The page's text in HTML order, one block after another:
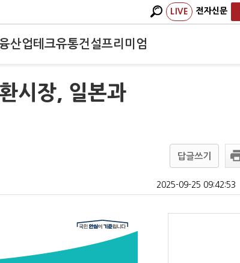
LIVE 전자신문
산업테크유통건설프리미엄
시장, 일본과
답글쓰기
2025-09-25 09:42:53